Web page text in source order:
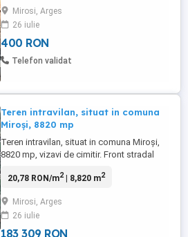
Mirosi, Arges
26 iulie
400 RON
Telefon validat
Teren intravilan, situat in comuna
Miroşi, 8820 mp
Teren intravilan, situat in comuna Miroşi,
8820 mp, vizavi de cimitir. Front stradal
pârâul Burdea Conţine: -Teren curs
Arabil: 4685 mp -Faneata: 1393 Racordat
la apa, curent electric, transformator de
tensiune la limita ...
20,78 RON/m2| 8,820 m2
Mirosi, Arges
26 iulie
183 309 RON